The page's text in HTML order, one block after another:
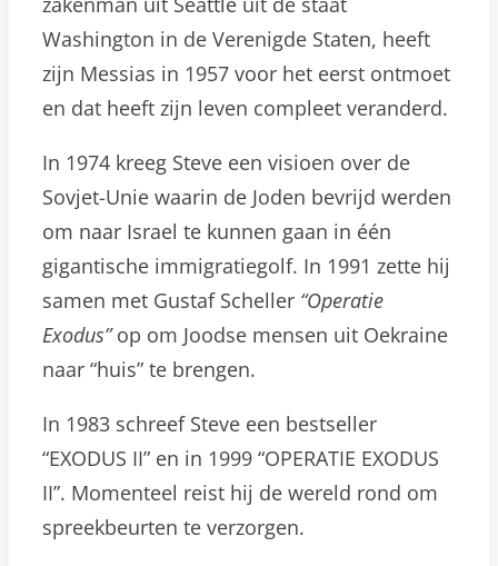
Washington in de Verenigde Staten, heeft
zijn Messias in 1957 voor het eerst ontmoet
en dat heeft zijn leven compleet veranderd.
In 1974 kreeg Steve een visioen over de
Sovjet-Unie waarin de Joden bevrijd werden
om naar Israel te kunnen gaan in één
gigantische immigratiegolf. In 1991 zette hij
samen met Gustaf Scheller “Operatie
Exodus”op om Joodse mensen uit Oekraine
naar “huis” te brengen.
In 1983 schreef Steve een bestseller
“EXODUS II” en in 1999 “OPERATIE EXODUS
II”. Momenteel reist hij de wereld rond om
spreekbeurten te verzorgen.